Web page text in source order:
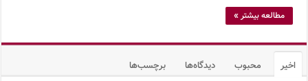
مطالعه بیشتر »
اخیر محبوب دیدگاه‌ها برچسب‌ها